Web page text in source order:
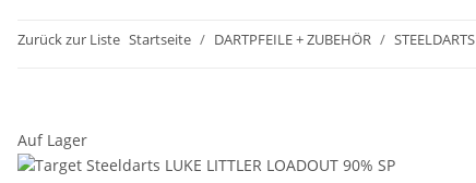
Zurück zur Liste Startseite DARTPFEILE + ZUBEHÖR STEELDARTS
Auf Lager